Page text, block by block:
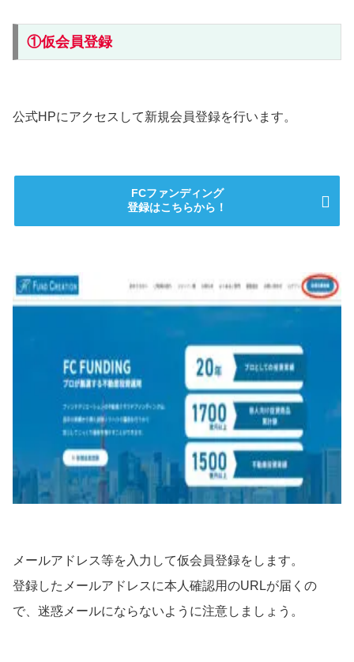
①仮会員登録
公式HPにアクセスして新規会員登録を行います。
FCファンディング
登録はこちらから！
メールアドレス等を入力して仮会員登録をします。
登録したメールアドレスに本人確認用のURLが届くの
で、迷惑メールにならないように注意しましょう。